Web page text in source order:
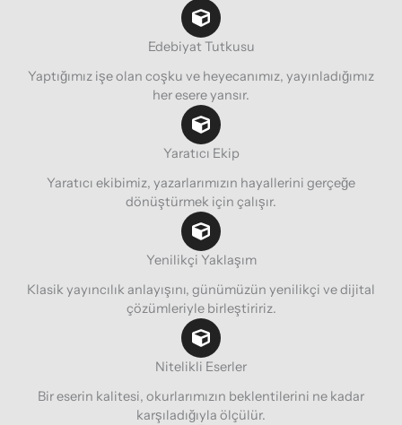
Edebiyat Tutkusu
Yaptığımız işe olan coşku ve heyecanımız, yayınladığımız
her esere yansır.
Yaratıcı Ekip
Yaratıcı ekibimiz, yazarlarımızın hayallerini gerçeğe
dönüştürmek için çalışır.
Yenilikçi Yaklaşım
Klasik yayıncılık anlayışını, günümüzün yenilikçi ve dijital
çözümleriyle birleştiririz.
Nitelikli Eserler
Bir eserin kalitesi, okurlarımızın beklentilerini ne kadar
karşıladığıyla ölçülür.